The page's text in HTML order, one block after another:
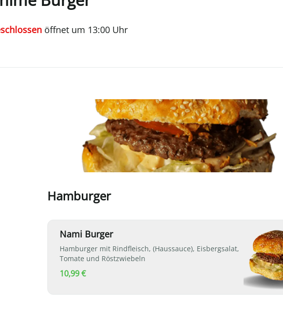
öffnet um 13:00 Uhr
Hamburger
Nami Burger
Hamburger mit Rindfleisch, (Haussauce), Eisbergsalat,
Tomate und Röstzwiebeln
10,99 €